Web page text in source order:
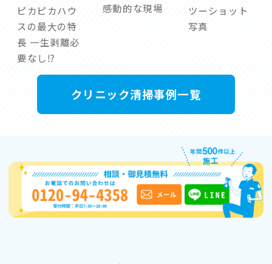
ピカピカハウ
スの最大の特
長 一生剥離必
要なし⁉︎
感動的な現場
ツーショット
写真
クリニック清掃事例一覧